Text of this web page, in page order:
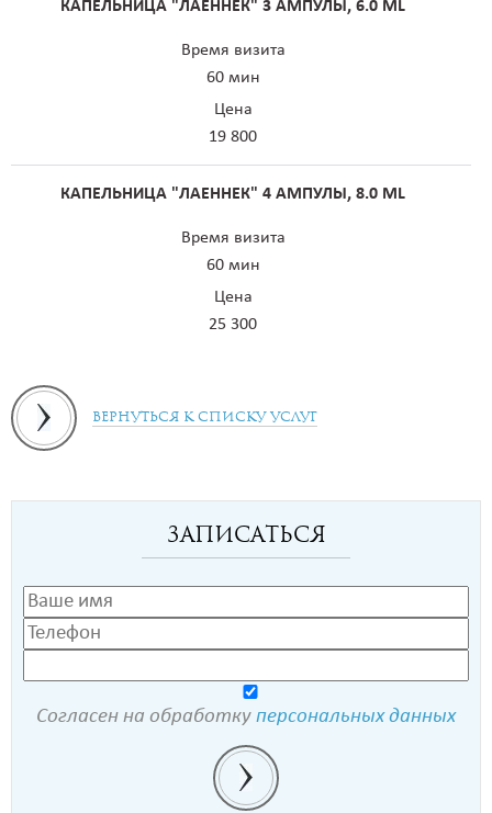
КАПЕЛЬНИЦА "ЛАЕННЕК" 3 АМПУЛЫ, 6.0 ML
Время визита
60 мин
Цена
19 800
КАПЕЛЬНИЦА "ЛАЕННЕК" 4 АМПУЛЫ, 8.0 ML
Время визита
60 мин
Цена
25 300
Вернуться к списку услуг
Записаться
Согласен на обработку персональных данных